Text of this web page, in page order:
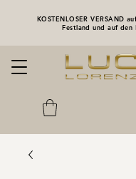
KOSTENLOSER VERSAND
Festland und auf den